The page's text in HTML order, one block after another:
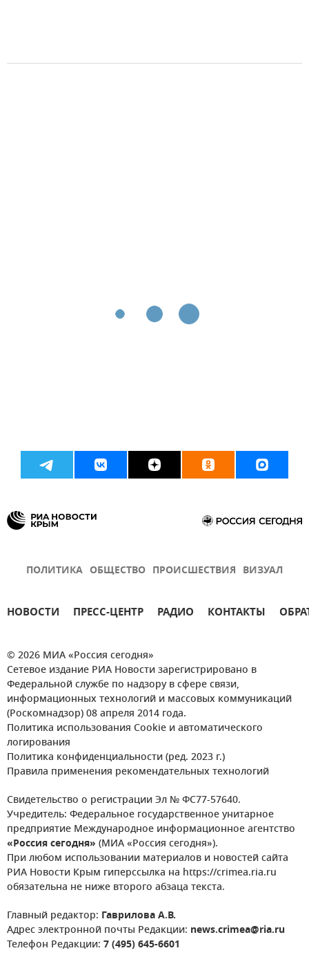
ПОЛИТИКА ОБЩЕСТВО ПРОИСШЕСТВИЯ ВИЗУАЛ
НОВОСТИ ПРЕСС-ЦЕНТР РАДИО КОНТАКТЫ
© 2026 МИА «Россия сегодня»
Сетевое издание РИА Новости зарегистрировано в
Федеральной службе по надзору в сфере связи,
информационных технологий и массовых коммуникаций
(Роскомнадзор) 08 апреля 2014 года.
Политика использования Cookie и автоматического
логирования
Политика конфиденциальности (ред. 2023 г.)
Правила применения рекомендательных технологий
Свидетельство о регистрации Эл № ФС77-57640.
Учредитель: Федеральное государственное унитарное
предприятие Международное информационное агентство
«Россия сегодня» (МИА «Россия сегодня»).
При любом использовании материалов и новостей сайта
РИА Новости Крым гиперссылка на https://crimea.ria.ru
обязательна не ниже второго абзаца текста.
Главный редактор: Гаврилова А.В.
Адрес электронной почты Редакции: news.crimea@ria.ru
Телефон Редакции: 7 (495) 645-6601